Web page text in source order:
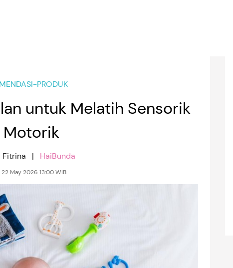
PRODUK
untuk Melatih Sensorik
Motorik
Fitrina | HaiBunda
May 2026 13:00 WIB